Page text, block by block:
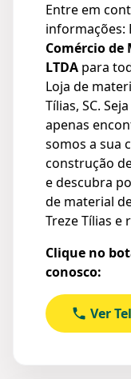
Entre em
informações:
Comércio de
LTDA para
Loja de
Tílias, SC.
apenas
somos a sua
construção
e descubra
de material
Treze Tílias e
Clique no
conosco:
Ver